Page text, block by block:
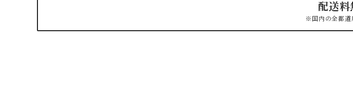
配送料
※国内の全都道